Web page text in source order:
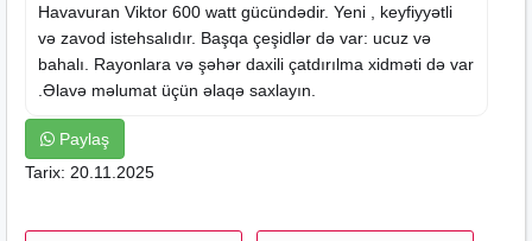
Havavuran Viktor 600 watt gücündədir. Yeni , keyfiyyətli
və zavod istehsalıdır. Başqa çeşidlər də var: ucuz və
bahalı. Rayonlara və şəhər daxili çatdırılma xidməti də var
.Əlavə məlumat üçün əlaqə saxlayın.
Paylaş
Tarix: 20.11.2025